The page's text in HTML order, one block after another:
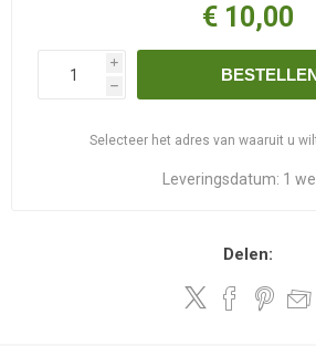
€ 10,00
i
h
Selecteer het adres van waaruit u
Leveringsdatum: 1
Delen: